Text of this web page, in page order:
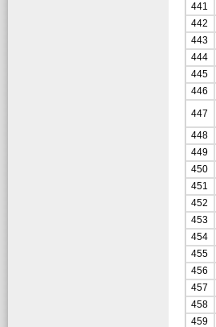
441
442
443
444
445
446
447
448
449
450
451
452
453
454
455
456
457
458
459